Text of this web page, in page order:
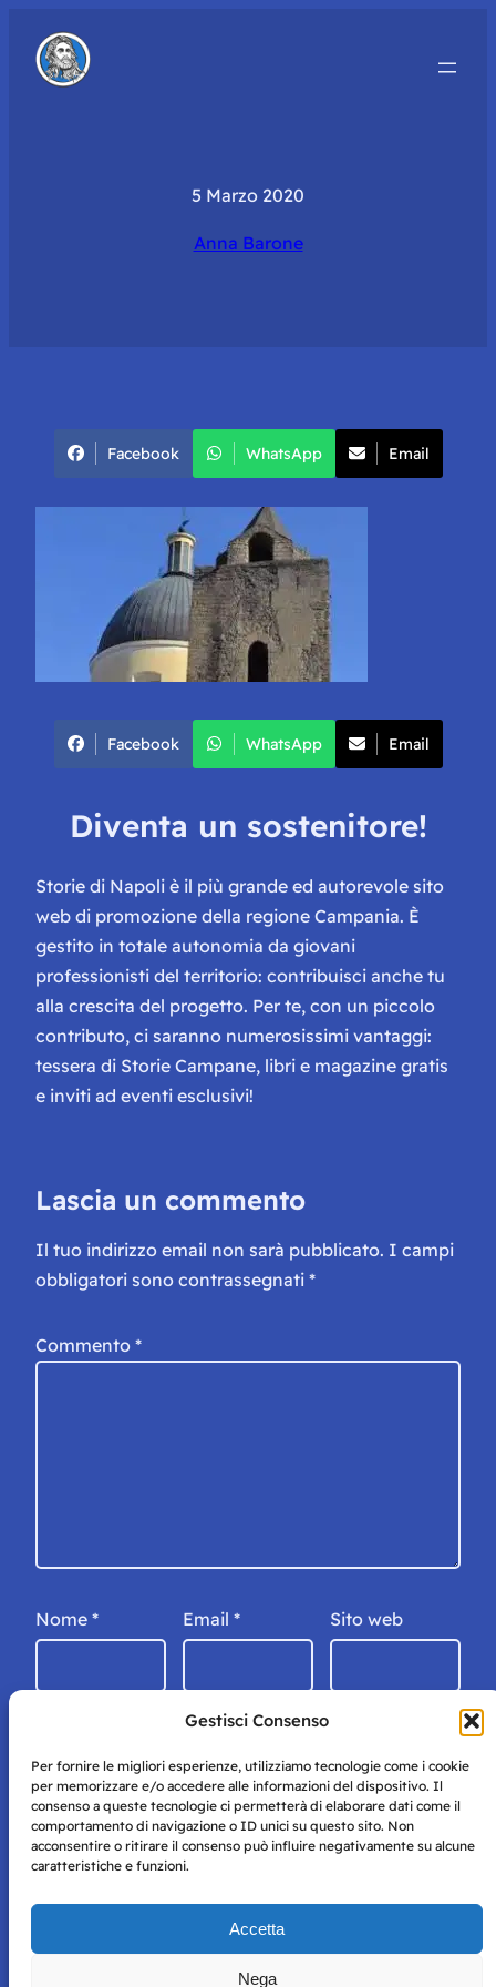
Gestisci Consenso
Per fornire le migliori esperienze, utilizziamo tecnologie come i cookie
per memorizzare e/o accedere alle informazioni del dispositivo. Il
consenso a queste tecnologie ci permetterà di elaborare dati come il
comportamento di navigazione o ID unici su questo sito. Non
acconsentire o ritirare il consenso può influire negativamente su alcune
caratteristiche e funzioni.
Accetta
Nega
5 Marzo 2020
Anna Barone
Facebook WhatsApp Email
Facebook WhatsApp Email
Diventa un sostenitore!
Storie di Napoli è il più grande ed autorevole sito
web di promozione della regione Campania. È
gestito in totale autonomia da giovani
professionisti del territorio: contribuisci anche tu
alla crescita del progetto. Per te, con un piccolo
contributo, ci saranno numerosissimi vantaggi:
tessera di Storie Campane, libri e magazine gratis
e inviti ad eventi esclusivi!
Lascia un commento
Il tuo indirizzo email non sarà pubblicato. I campi
obbligatori sono contrassegnati *
Commento *
Nome * Email * Sito web
Storie di Napoli è una testata registrata presso il tribunale di